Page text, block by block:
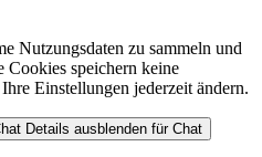
Nutzungsdaten zu sammeln und
Cookies speichern keine
Einstellungen jederzeit ändern.
Details ausblenden für Chat